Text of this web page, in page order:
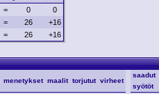
= 0
0
= 26
+16
= 26 +16
menetykset maalit torjutut virheet
saadut
syötöt